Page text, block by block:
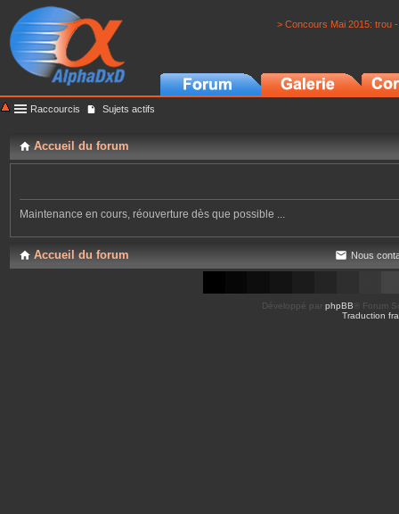
> Concours Mai 2015: trou
Raccourcis Sujets actifs
Accueil du forum
Maintenance en cours, réouverture dès que possible ...
Accueil du forum Nous
Développé par phpBB ® Forum
Traduction